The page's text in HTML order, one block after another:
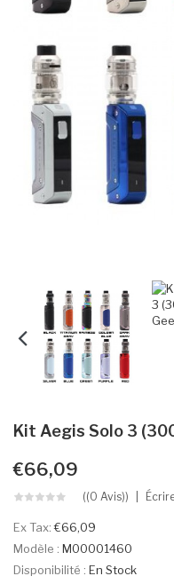
Kit Aegis Solo 3
€66,09
((0 Avis))
Ex Tax:€66,09
Modèle : M00001460
Disponibilité : En Stock